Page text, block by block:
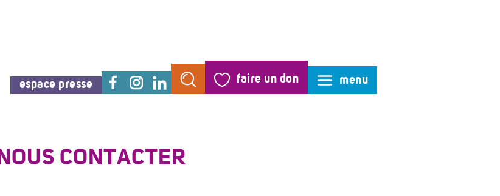
espace presse faire un don menu
CONTACTER